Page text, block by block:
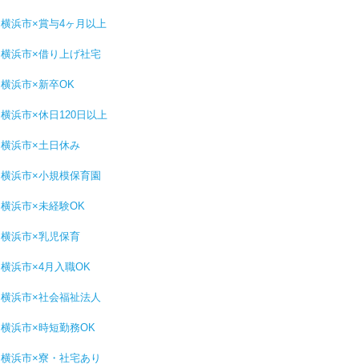
横浜市×賞与4ヶ月以上
横浜市×借り上げ社宅
横浜市×新卒OK
横浜市×休日120日以上
横浜市×土日休み
横浜市×小規模保育園
横浜市×未経験OK
横浜市×乳児保育
横浜市×4月入職OK
横浜市×社会福祉法人
横浜市×時短勤務OK
横浜市×寮・社宅あり